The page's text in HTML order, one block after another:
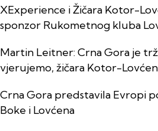
XExperience i Žičara Kotor-
sponzor Rukometnog kluba
Martin Leitner: Crna Gora je
vjerujemo, žičara Kotor-
Crna Gora predstavila Evropi
Boke i Lovćena